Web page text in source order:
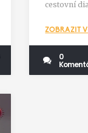
na
cestovní
kmenů a
dovolené.
ZOBRAZIT
0